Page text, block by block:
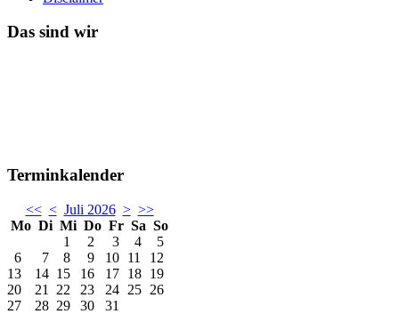
Das sind wir
Terminkalender
<< < Juli 2026 > >>
Mo Di Mi Do Fr Sa So
1
2 3 4
5
6
7 8 9 10 11
12
13
14 15 16 17 18 19
20
21 22 23 24 25 26
27
28 29 30 31